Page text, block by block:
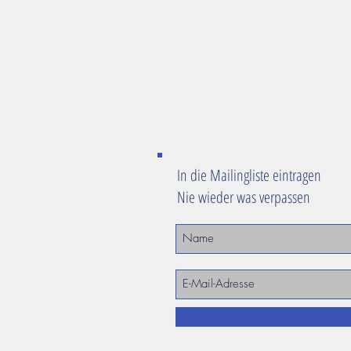
In die Mailingliste eintragen
Nie wieder was verpassen